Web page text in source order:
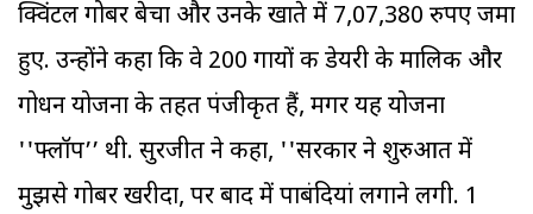
क्विंटल गोबर बेचा और उनके खाते में 7,07,380 रुपए जमा
हुए. उन्होंने कहा कि वे 200 गायों की डेयरी के मालिक और
गोधन योजना के तहत पंजीकृत हैं, मगर यह योजना
''फ्लॉप’’ थी. सुरजीत ने कहा, ''सरकार ने शुरुआत में
मुझसे गोबर खरीदा, पर बाद में पाबंदियां लगाने लगी. 1